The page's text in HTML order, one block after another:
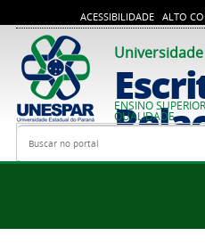
ACESSIBILIDADE ALTO
ENSINO
QUALIDADE
Busca